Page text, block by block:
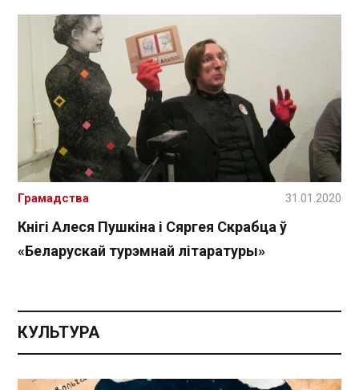
Кнігі Алеся Пушкіна і Сяргея Скрабца ў
«Беларускай турэмнай літаратуры»
Грамадства 31.01.2020
КУЛЬТУРА